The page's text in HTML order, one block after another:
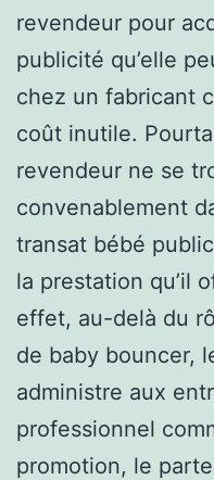
revendeur pour
publicité qu’elle
chez un fabricant
coût inutile.
revendeur ne se
convenablement
transat bébé
la prestation qu’il
effet, au-delà du
de baby bouncer,
administre aux
professionnel
promotion, le